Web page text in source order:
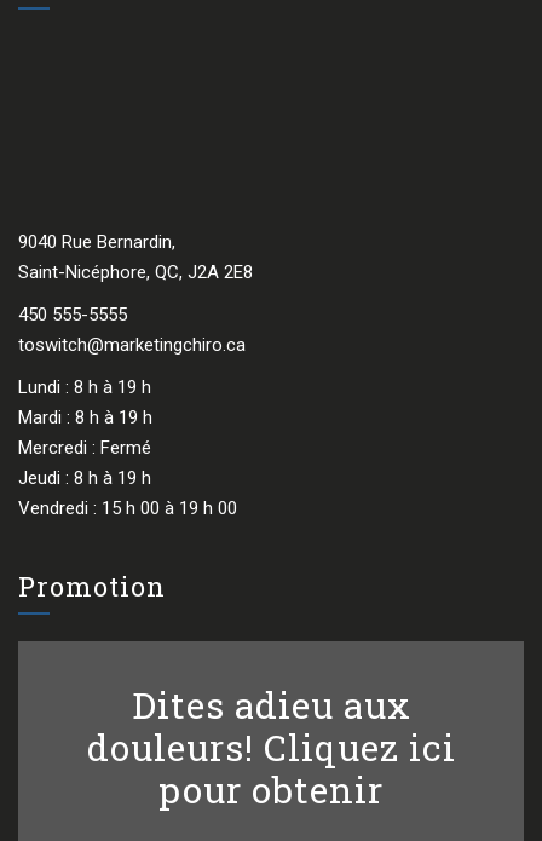
9040 Rue Bernardin,
Saint-Nicéphore, QC, J2A 2E8
450 555-5555
toswitch@marketingchiro.ca
Lundi : 8 h à 19 h
Mardi : 8 h à 19 h
Mercredi : Fermé
Jeudi : 8 h à 19 h
Vendredi : 15 h 00 à 19 h 00
Promotion
Dites adieu aux
douleurs! Cliquez ici
pour obtenir